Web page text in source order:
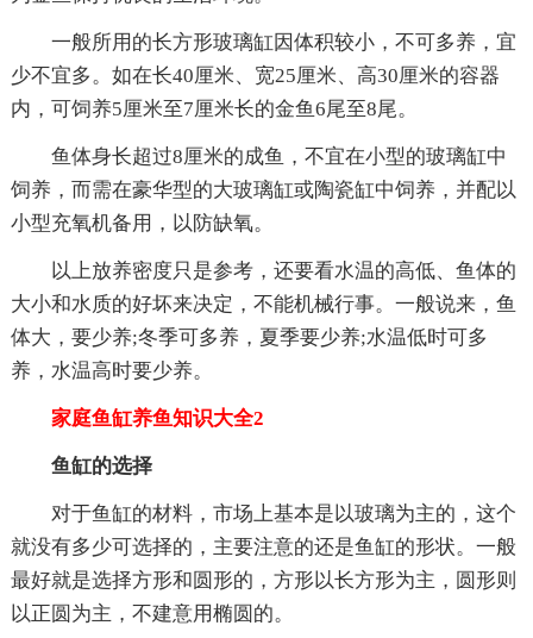
一般所用的长方形玻璃缸因体积较小，不可多养，宜
少不宜多。如在长40厘米、宽25厘米、高30厘米的容器
内，可饲养5厘米至7厘米长的金鱼6尾至8尾。
鱼体身长超过8厘米的成鱼，不宜在小型的玻璃缸中
饲养，而需在豪华型的大玻璃缸或陶瓷缸中饲养，并配以
小型充氧机备用，以防缺氧。
以上放养密度只是参考，还要看水温的高低、鱼体的
大小和水质的好坏来决定，不能机械行事。一般说来，鱼
体大，要少养;冬季可多养，夏季要少养;水温低时可多
养，水温高时要少养。
家庭鱼缸养鱼知识大全2
鱼缸的选择
对于鱼缸的材料，市场上基本是以玻璃为主的，这个
就没有多少可选择的，主要注意的还是鱼缸的形状。一般
最好就是选择方形和圆形的，方形以长方形为主，圆形则
以正圆为主，不建意用椭圆的。